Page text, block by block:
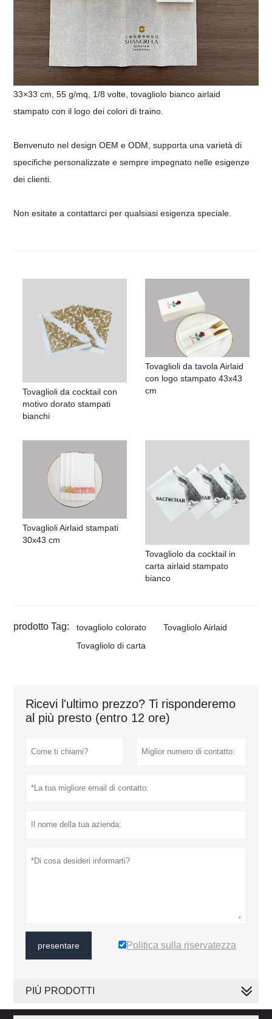
33×33 cm, 55 g/mq, 1/8 volte, tovagliolo bianco airlaid
stampato con il logo dei colori di traino.
Benvenuto nel design OEM e ODM, supporta una varietà di
specifiche personalizzate e sempre impegnato nelle esigenze
dei clienti.
Non esitate a contattarci per qualsiasi esigenza speciale.
Tovaglioli da cocktail con
motivo dorato stampati
bianchi
Tovaglioli da tavola Airlaid
con logo stampato 43x43
cm
Tovaglioli Airlaid stampati
30x43 cm
Tovagliolo da cocktail in
carta airlaid stampato
bianco
prodotto Tag: tovagliolo colorato
Tovagliolo Airlaid
Tovagliolo di carta
Ricevi l'ultimo prezzo? Ti risponderemo
al più presto (entro 12 ore)
presentare Politica sulla riservatezza
PIÙ PRODOTTI